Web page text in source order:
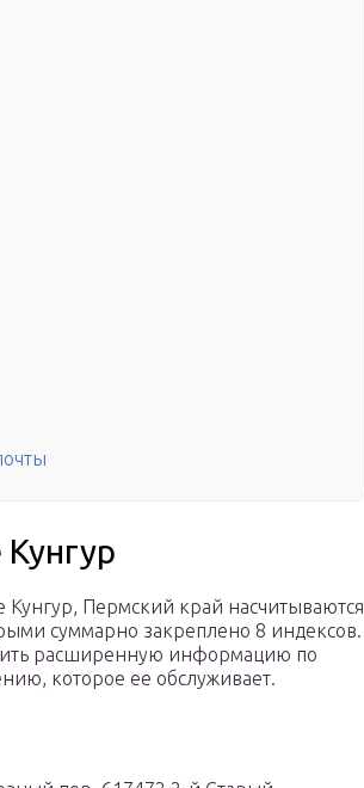
Пермский край насчитываются
суммарно закреплено 8 индексов.
расширенную информацию по
которое ее обслуживает.